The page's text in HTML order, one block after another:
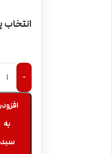
انتخاب
-
به
سبد